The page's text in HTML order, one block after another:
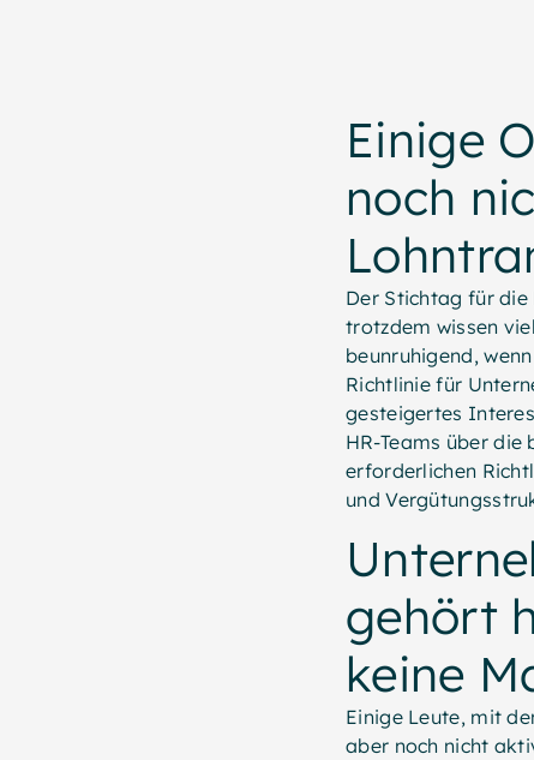
Einige
noch
Der Stichtag für die
trotzdem wissen
beunruhigend,
Richtlinie für
gesteigertes
HR-Teams über
erforderlichen
und
gehört
keine
Einige Leute, mit
aber noch nicht